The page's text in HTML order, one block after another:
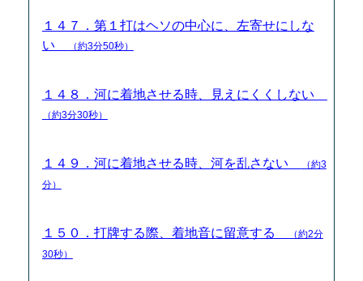
１４７．第１打はヘソの中心に、左寄せにしな
い
（約3分50秒）
１４８．河に着地させる時、見えにくくしない
（約3分30秒）
１４９．河に着地させる時、河を乱さない
（約3
分）
１５０．打牌する際、着地音に留意する
（約2分
30秒）